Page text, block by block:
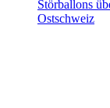
Störballons
Ostschweiz